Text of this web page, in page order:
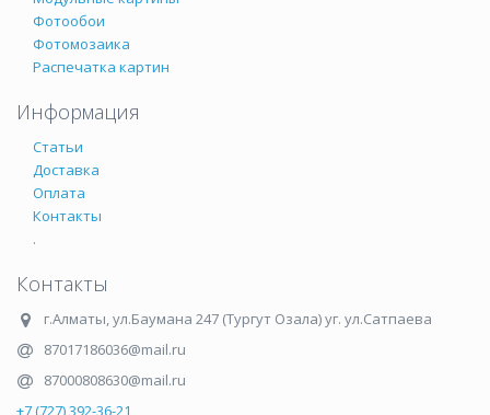
Фотообои
Фотомозаика
Распечатка картин
Информация
Статьи
Доставка
Оплата
Контакты
.
Контакты
г.Алматы,ул.Баумана 247 (Тургут Озала) уг. ул.Сатпаева
87017186036@mail.ru
87000808630@mail.ru
+7 (727) 392-36-21